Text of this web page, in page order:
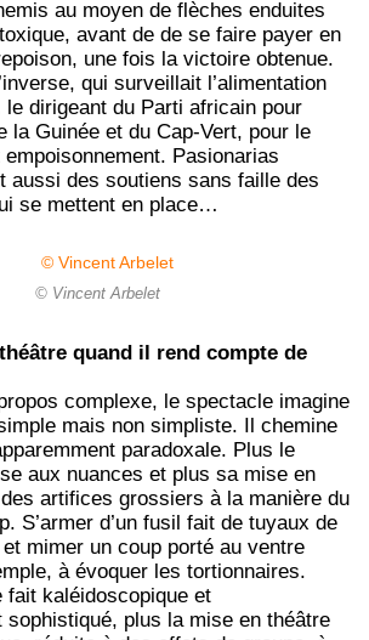
au moyen de flèches enduites
avant de de se faire payer en
une fois la victoire obtenue.
qui surveillait l’alimentation
le dirigeant du Parti africain pour
la Guinée et du Cap-Vert, pour le
Pasionarias
aussi des soutiens sans faille des
se mettent en place…
© Vincent Arbelet
quand il rend compte de
complexe, le spectacle imagine
mais non simpliste. Il chemine
paradoxale. Plus le
aux nuances et plus sa mise en
artifices grossiers à la manière du
S’armer d’un fusil fait de tuyaux de
mimer un coup porté au ventre
à évoquer les tortionnaires.
fait kaléidoscopique et
sophistiqué, plus la mise en théâtre